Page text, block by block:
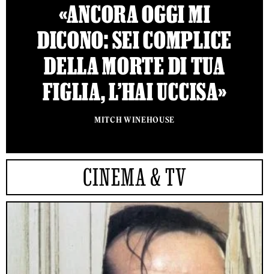
«ANCORA OGGI MI
DICONO: SEI COMPLICE
DELLA MORTE DI TUA
FIGLIA, L’HAI UCCISA»
MITCH WINEHOUSE
CINEMA & TV